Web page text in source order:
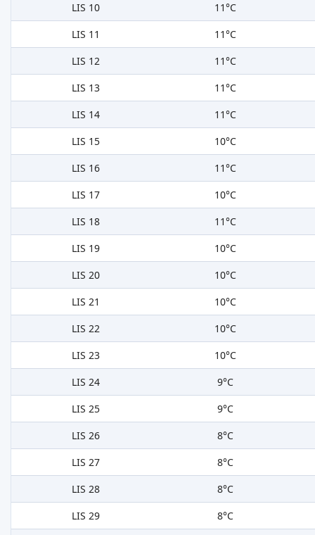
LIS 10
11°C
LIS 11
11°C
LIS 12
11°C
LIS 13
11°C
LIS 14
11°C
LIS 15
10°C
LIS 16
11°C
LIS 17
10°C
LIS 18
11°C
LIS 19
10°C
LIS 20
10°C
LIS 21
10°C
LIS 22
10°C
LIS 23
10°C
LIS 24
9°C
LIS 25
9°C
LIS 26
8°C
LIS 27
8°C
LIS 28
8°C
LIS 29
8°C